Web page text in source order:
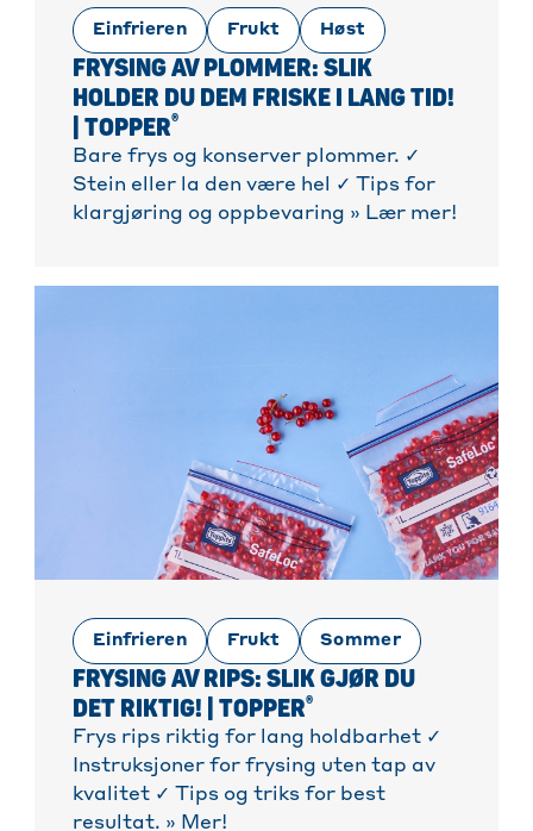
Einfrieren Frukt Høst
FRYSING AV PLOMMER: SLIK
HOLDER DU DEM FRISKE I LANG TID!
| TOPPER®
Bare frys og konserver plommer. ✓
Stein eller la den være hel ✓ Tips for
klargjøring og oppbevaring » Lær mer!
Einfrieren Frukt Sommer
FRYSING AV RIPS: SLIK GJØR DU
DET RIKTIG! | TOPPER®
Frys rips riktig for lang holdbarhet ✓
Instruksjoner for frysing uten tap av
kvalitet ✓ Tips og triks for best
resultat. » Mer!